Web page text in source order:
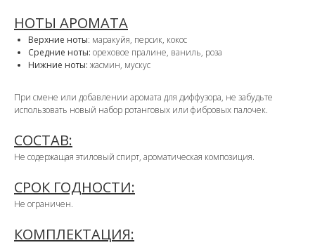
НОТЫ АРОМАТА
Верхние ноты: маракуйя, персик, кокос
Средние ноты: ореховое пралине, ваниль, роза
Нижние ноты: жасмин, мускус
При смене или добавлении аромата для диффузора, не забудьте
использовать новый набор ротанговых или фибровых палочек.
СОСТАВ:
Не содержащая этиловый спирт, ароматическая композиция.
СРОК ГОДНОСТИ:
Не ограничен.
КОМПЛЕКТАЦИЯ: